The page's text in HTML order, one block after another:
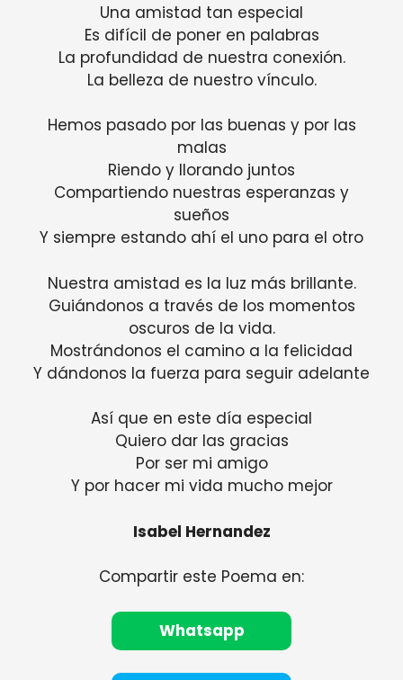
Una amistad tan especial
Es difícil de poner en palabras
La profundidad de nuestra conexión.
La belleza de nuestro vínculo.
Hemos pasado por las buenas y por las
malas
Riendo y llorando juntos
Compartiendo nuestras esperanzas y
sueños
Y siempre estando ahí el uno para el otro
Nuestra amistad es la luz más brillante.
Guiándonos a través de los momentos
oscuros de la vida.
Mostrándonos el camino a la felicidad
Y dándonos la fuerza para seguir adelante
Así que en este día especial
Quiero dar las gracias
Por ser mi amigo
Y por hacer mi vida mucho mejor
Isabel Hernandez
Compartir este Poema en:
Whatsapp